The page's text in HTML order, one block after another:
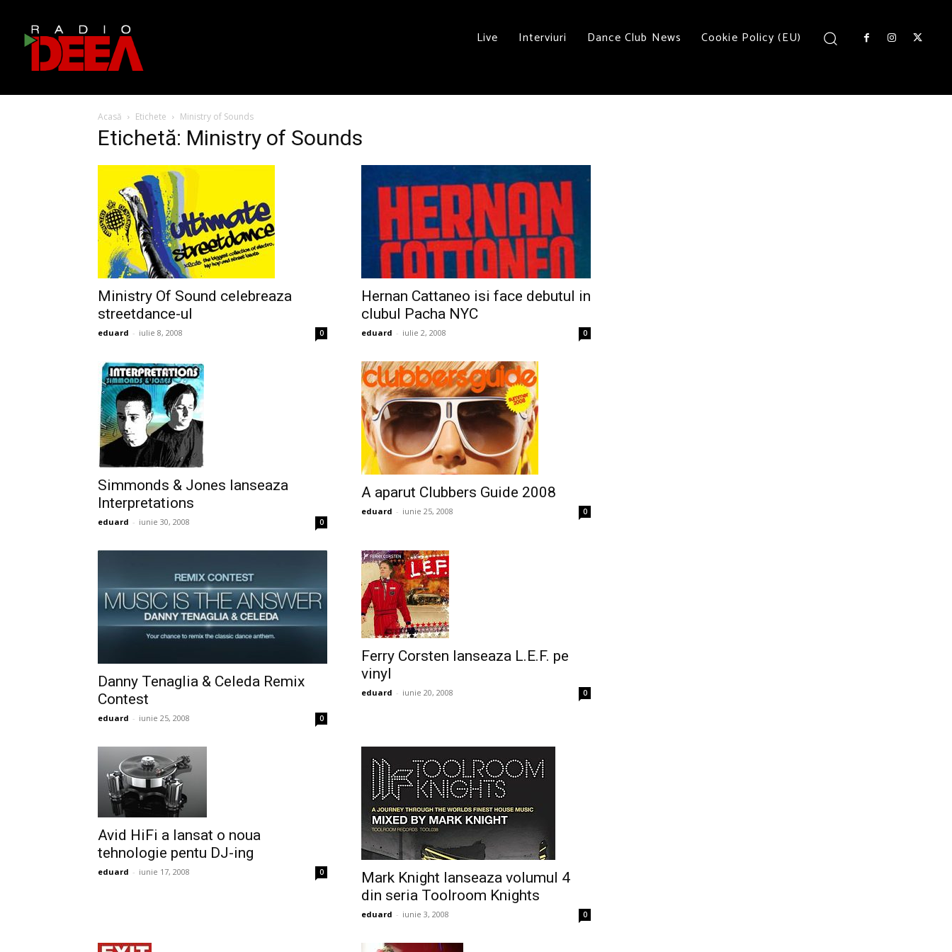
Live Interviuri Dance Club News Cookie Policy (EU)
Acasă Etichete Ministry of Sounds
Etichetă: Ministry of Sounds
Ministry Of Sound celebreaza
streetdance-ul
eduard - iulie 8, 2008 0
Hernan Cattaneo isi face debutul in
clubul Pacha NYC
eduard - iulie 2, 2008 0
Simmonds & Jones lanseaza
Interpretations
eduard - iunie 30, 2008 0
A aparut Clubbers Guide 2008
eduard - iunie 25, 2008 0
Danny Tenaglia & Celeda Remix
Contest
eduard - iunie 25, 2008 0
Ferry Corsten lanseaza L.E.F. pe
vinyl
eduard - iunie 20, 2008 0
Avid HiFi a lansat o noua
tehnologie pentu DJ-ing
eduard - iunie 17, 2008 0
Mark Knight lanseaza volumul 4
din seria Toolroom Knights
eduard - iunie 3, 2008 0